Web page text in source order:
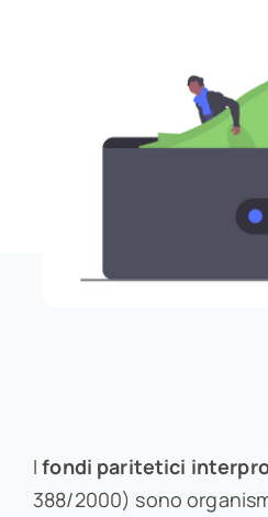
Ifondi paritetici
388/2000) sono